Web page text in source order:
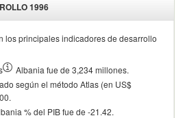
1996
los principales indicadores de desarrollo
Albania fue de 3,234 millones.
según el método Atlas (en US$
% del PIB fue de -21.42.